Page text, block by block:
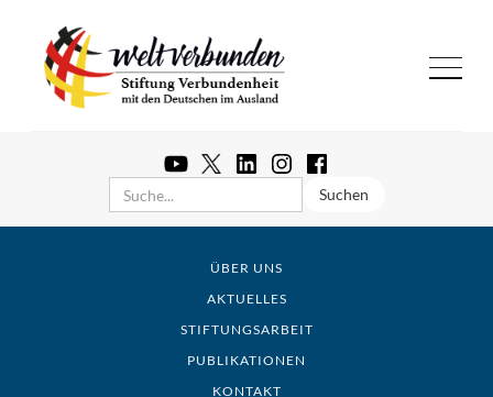
ÜBER UNS
AKTUELLES
STIFTUNGSARBEIT
PUBLIKATIONEN
KONTAKT